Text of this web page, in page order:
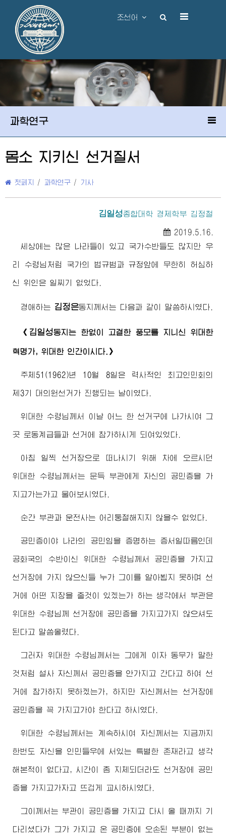
조선어
과학연구
몸소 지키신 선거질서
첫페지 / 과학연구 / 기사
김일성종합대학 경제학부 김정철
2019.5.16.
세상에는 많은 나라들이 있고 국가수반들도 많지만 우
리 수령님 처럼 국가의 법규범과 규정앞에 무한히 허심하
신 위인은 일찌기 없었다.
경애하는 김정은동지 께서는 다음과 같이 말씀하시였다.
《 김일성동지는 한없이 고결한 풍모를 지니신 위대한
혁명가, 위대한 인간이시다.》
주체51(1962)년 10월 8일은 력사적인 최고인민회의
제3기 대의원선거가 진행되는 날이였다.
위대한 수령님 께서 이날 어느 한 선거구에 나가시여 그
곳 로동계급들과 선거에 참가하시게 되여있었다.
아침 일찍 선거장으로 떠나시기 위해 차에 오르시던
위대한 수령님 께서는 문득 부관에게 자신의 공민증을 가
지고가는가고 물어보시였다.
순간 부관과 운전사는 어리둥절해지지 않을수 없었다.
공민증이야 나라의 공민임을 증명하는 증서일따름인데
공화국의 수반이신위대한 수령님 께서 공민증을 가지고
선거장에 가지 않으신들 누가 그이를 알아뵙지 못하며 선
거에 어떤 지장을 줄것이 있겠는가 하는 생각에서 부관은
위대한 수령님 께 선거장에 공민증을 가지고가지 않으셔도
된다고 말씀올렸다.
그러자 위대한 수령님 께서는 그에게 이자 동무가 말한
것처럼 설사 자신께서 공민증을 안가지고 간다고 하여 선
거에 참가하지 못하겠는가, 하지만 자신께서는 선거장에
공민증을 꼭 가지고가야 한다고 하시였다.
위대한 수령님 께서는 계속하시여 자신께서는 지금까지
한번도 자신을 인민들우에 서있는 특별한 존재라고 생각
해본적이 없다고, 시간이 좀 지체되더라도 선거장에 공민
증을 가지고가자고 뜨겁게 교시하시였다.
그이께서는 부관이 공민증을 가지고 다시 올 때까지 기
다리셨다가 그가 가지고 온 공민증에 오손된 부분이 없는